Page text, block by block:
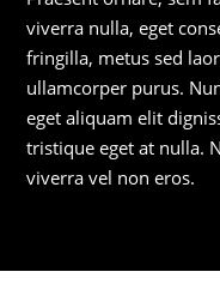
viverra nulla, eget
fringilla, metus sed
ullamcorper purus.
eget aliquam elit
tristique eget at nulla.
viverra vel non eros.